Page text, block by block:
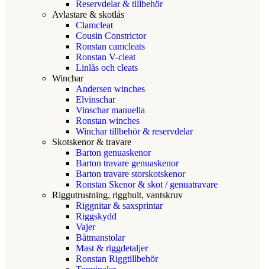
Reservdelar & tillbehör
Avlastare & skotlås
Clamcleat
Cousin Constrictor
Ronstan camcleats
Ronstan V-cleat
Linlås och cleats
Winchar
Andersen winches
Elvinschar
Vinschar manuella
Ronstan winches
Winchar tillbehör & reservdelar
Skotskenor & travare
Barton genuaskenor
Barton travare genuaskenor
Barton travare storskotskenor
Ronstan Skenor & skot / genuatravare
Riggutrustning, riggbult, vantskruv
Riggnitar & saxsprintar
Riggskydd
Vajer
Båtmanstolar
Mast & riggdetaljer
Ronstan Riggtillbehör